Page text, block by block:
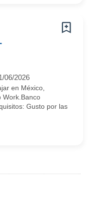
06/2026
en México,
Work.Banco
Gusto por las